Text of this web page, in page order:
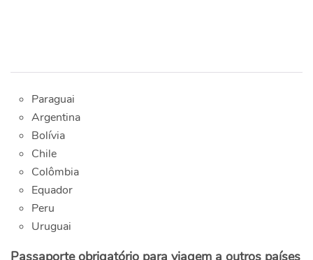
Paraguai
Argentina
Bolívia
Chile
Colômbia
Equador
Peru
Uruguai